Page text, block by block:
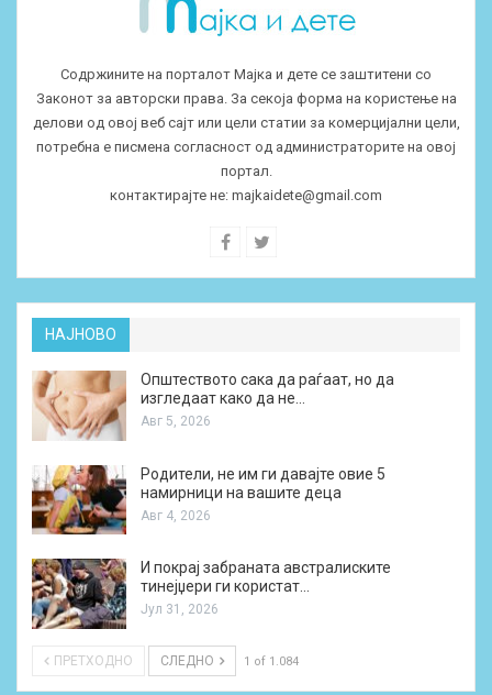
Содржините на порталот Мајка и дете се заштитени со
Законот за авторски права. За секоја форма на користење на
делови од овој веб сајт или цели статии за комерцијални цели,
потребна е писмена согласност од администраторите на овој
портал.
контактирајте не: majkaidete@gmail.com
НАЈНОВО
Општеството сака да раѓаат, но да
изгледаат како да не…
Авг 5, 2026
Родители, не им ги давајте овие 5
намирници на вашите деца
Авг 4, 2026
И покрај забраната австралиските
тинејџери ги користат…
Јул 31, 2026
ПРЕТХОДНО СЛЕДНО 1 of 1.084